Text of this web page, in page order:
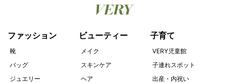
ファッション
靴
バッグ
ジュエリー
ビューティー
メイク
スキンケア
ヘア
子育て
VERY児童館
子連れスポット
出産・内祝い